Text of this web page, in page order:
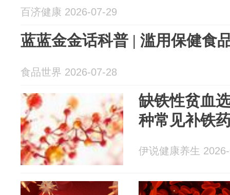
百济健康 2026-07-29
蓝蓝金金话科普 | 滥用保健食
食品世界 2026-07-28
缺铁性贫血
种常见补铁
伊说健康养生